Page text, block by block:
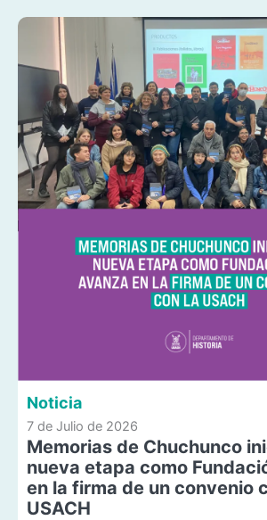
Noticia
7 de Julio de 2026
Memorias de Chuchunco
nueva etapa como
en la firma de un convenio
USACH